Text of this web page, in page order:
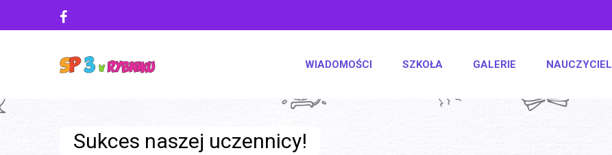
WIADOMOŚCI SZKOŁA GALERIE NAUCZYCIEL
Sukces naszej uczennicy!